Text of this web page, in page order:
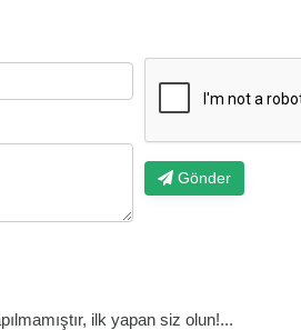
Gönder
ilk yapan siz olun!...